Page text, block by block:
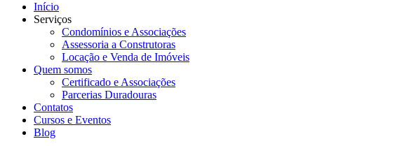
Início
Serviços
Condomínios e Associações
Assessoria a Construtoras
Locação e Venda de Imóveis
Quem somos
Certificado e Associações
Parcerias Duradouras
Contatos
Cursos e Eventos
Blog